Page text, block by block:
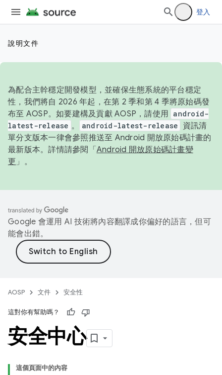
登入
說明文件
為配合主幹穩定開發模型，並確保生態系統的平台穩定
性，我們將自 2026 年起，在第 2 季和第 4 季將原始碼發
布至 AOSP。如要建構及貢獻 AOSP，請使用 android-
latest-release 。 android-latest-release
資訊清
單分支版本一律會參照推送至 Android 開放原始碼計畫的
最新版本。詳情請參閱「 Android 開放原始碼計畫變
更 」。
Google 會運用 AI 技術將內容翻譯成你偏好的語言，但可
能會出錯。
AOSP 文件 安全性
這對你有幫助嗎？
安全中心
這個頁面中的內容